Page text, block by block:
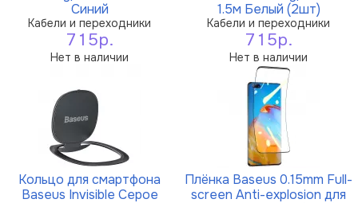
Синий
Кабели и переходники
715р.
Нет в наличии
1.5м Белый (2шт)
Кабели и переходники
715р.
Нет в наличии
Кольцо для смартфона
Baseus Invisible Серое
Плёнка Baseus 0.15mm Full-
screen Anti-explosion для